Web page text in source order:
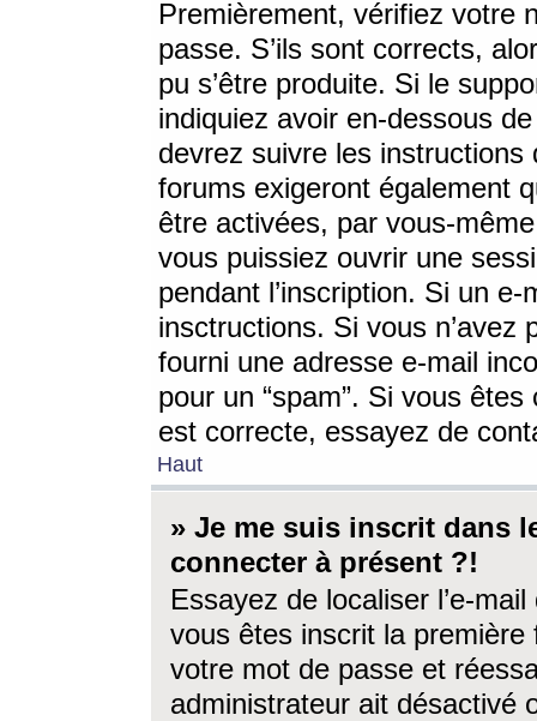
Premièrement, vérifiez votre
passe. S’ils sont corrects,
pu s’être produite. Si le
indiquiez avoir en-dessous
devrez suivre les
forums exigeront également
être activées, par vous-
vous puissiez ouvrir une
pendant l’inscription. Si un
insctructions. Si vous n’avez
fourni une adresse e-mail
pour un “spam”. Si vous
est correcte, essayez de
Haut
» Je me suis inscrit dans
connecter à présent ?!
Essayez de localiser l’e-
vous êtes inscrit la première
votre mot de passe et
administrateur ait désactivé